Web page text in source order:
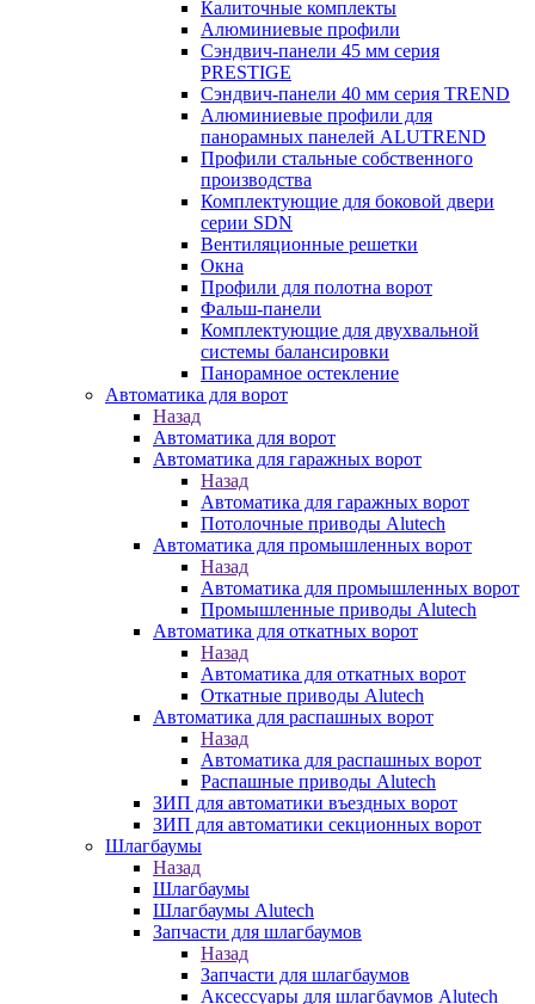
Калиточные комплекты
Алюминиевые профили
Сэндвич-панели 45 мм серия
PRESTIGE
Сэндвич-панели 40 мм серия TREND
Алюминиевые профили для
панорамных панелей ALUTREND
Профили стальные собственного
производства
Комплектующие для боковой двери
серии SDN
Вентиляционные решетки
Окна
Профили для полотна ворот
Фальш-панели
Комплектующие для двухвальной
системы балансировки
Панорамное остекление
Автоматика для ворот
Назад
Автоматика для ворот
Автоматика для гаражных ворот
Назад
Автоматика для гаражных ворот
Потолочные приводы Alutech
Автоматика для промышленных ворот
Назад
Автоматика для промышленных ворот
Промышленные приводы Alutech
Автоматика для откатных ворот
Назад
Автоматика для откатных ворот
Откатные приводы Alutech
Автоматика для распашных ворот
Назад
Автоматика для распашных ворот
Распашные приводы Alutech
ЗИП для автоматики въездных ворот
ЗИП для автоматики секционных ворот
Шлагбаумы
Назад
Шлагбаумы
Шлагбаумы Alutech
Запчасти для шлагбаумов
Назад
Запчасти для шлагбаумов
Аксессуары для шлагбаумов Alutech